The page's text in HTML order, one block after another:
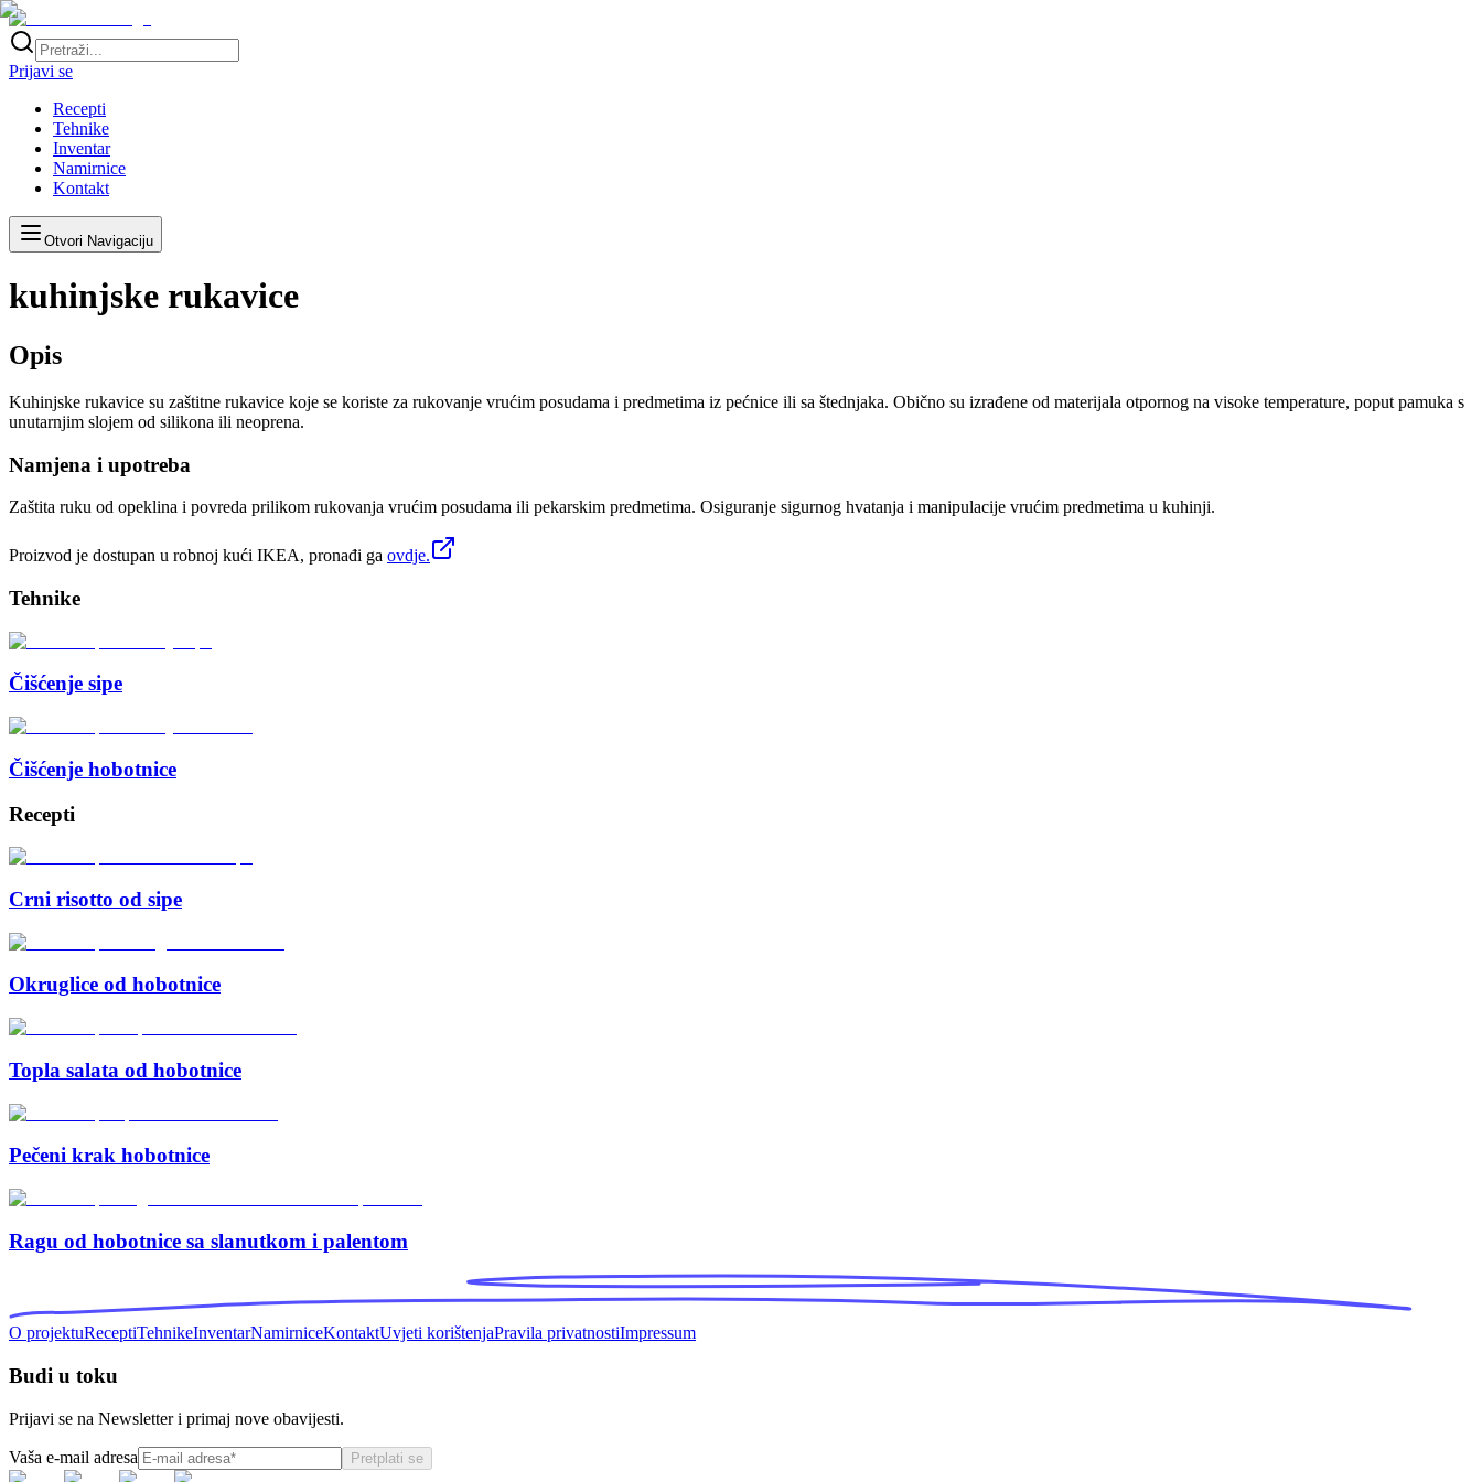
Prijavi se
Recepti
Tehnike
Inventar
Namirnice
Kontakt
Otvori Navigaciju
kuhinjske rukavice
Opis
Kuhinjske rukavice su zaštitne rukavice koje se koriste za rukovanje vrućim posudama i predmetima iz pećnice ili sa štednjaka. Obično su izrađene od materijala otpornog na visoke temperature, poput pamuka s
unutarnjim slojem od silikona ili neoprena.
Namjena i upotreba
Zaštita ruku od opeklina i povreda prilikom rukovanja vrućim posudama ili pekarskim predmetima. Osiguranje sigurnog hvatanja i manipulacije vrućim predmetima u kuhinji.
Proizvod je dostupan u robnoj kući IKEA, pronađi ga ovdje.
Tehnike
Čišćenje sipe
Čišćenje hobotnice
Recepti
Crni risotto od sipe
Okruglice od hobotnice
Topla salata od hobotnice
Pečeni krak hobotnice
Ragu od hobotnice sa slanutkom i palentom
O projektuReceptiTehnikeInventarNamirniceKontaktUvjeti korištenjaPravila privatnostiImpressum
Budi u toku
Prijavi se na Newsletter i primaj nove obavijesti.
Vaša e-mail adresa Pretplati se